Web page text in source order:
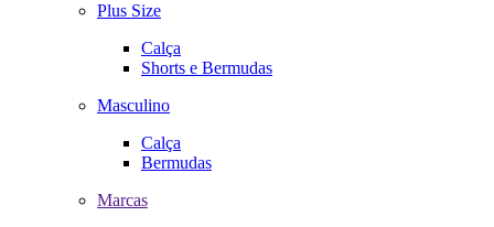
Plus Size
Calça
Shorts e Bermudas
Masculino
Calça
Bermudas
Marcas